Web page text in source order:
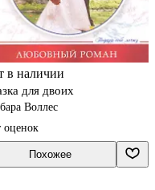
в наличии
для двоих
Воллес
оценок
Похожее